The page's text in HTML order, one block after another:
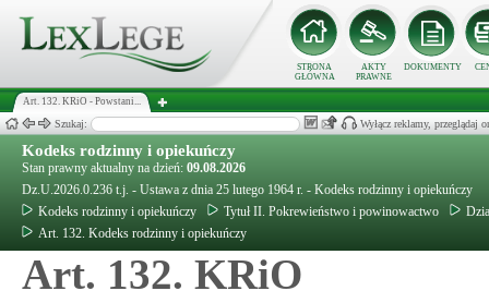
STRONA
GŁÓWNA
AKTY
PRAWNE
DOKUMENTY
Art. 132. KRiO - Powstani...
Szukaj: Wyłącz reklamy, przeglądaj
Kodeks rodzinny i opiekuńczy
Stan prawny aktualny na dzień: 09.08.2026
Dz.U.2026.0.236 t.j. - Ustawa z dnia 25 lutego 1964 r. - Kodeks rodzinny i opiekuńczy
Kodeks rodzinny i opiekuńczy
Tytuł II. Pokrewieństwo i powinowactwo
Art. 132. Kodeks rodzinny i opiekuńczy
Art. 132. KRiO